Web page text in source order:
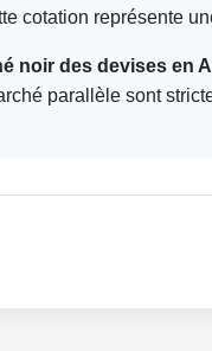
cotation représente
noir des devises en
parallèle sont